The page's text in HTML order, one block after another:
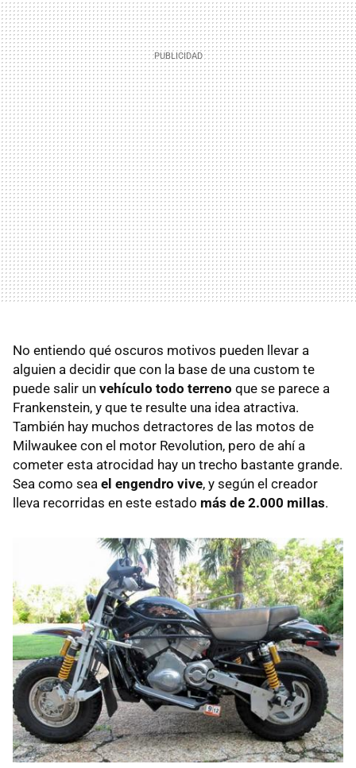
No entiendo qué oscuros motivos pueden llevar a
alguien a decidir que con la base de una custom te
puede salir un vehículo todo terreno que se parece a
Frankenstein, y que te resulte una idea atractiva.
También hay muchos detractores de las motos de
Milwaukee con el motor Revolution, pero de ahí a
cometer esta atrocidad hay un trecho bastante grande.
Sea como sea el engendro vive, y según el creador
lleva recorridas en este estado más de 2.000 millas.